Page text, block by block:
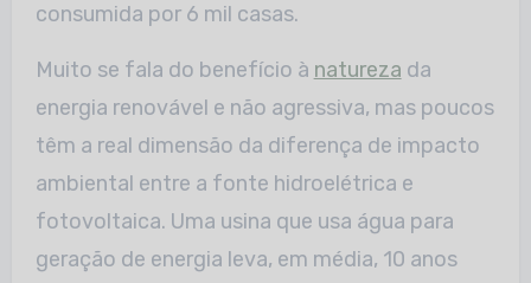
consumida por 6 mil casas.
Muito se fala do benefício à natureza da
energia renovável e não agressiva, mas poucos
têm a real dimensão da diferença de impacto
ambiental entre a fonte hidroelétrica e
fotovoltaica. Uma usina que usa água para
geração de energia leva, em média, 10 anos